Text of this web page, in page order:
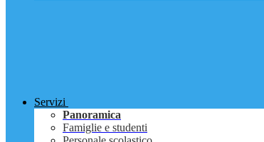
Servizi
Panoramica
Famiglie e studenti